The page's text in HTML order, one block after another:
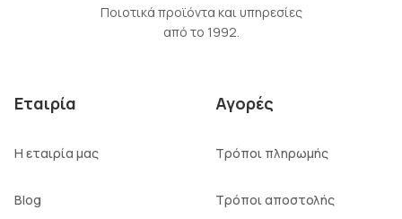
Ποιοτικά προϊόντα και υπηρεσίες
από το 1992.
Εταιρία
Η εταιρία μας
Blog
Αγορές
Τρόποι πληρωμής
Τρόποι αποστολής